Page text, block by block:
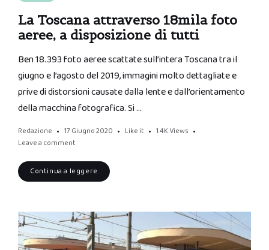
La Toscana attraverso 18mila foto
aeree, a disposizione di tutti
Ben 18.393 foto aeree scattate sull’intera Toscana tra il
giugno e l’agosto del 2019, immagini molto dettagliate e
prive di distorsioni causate dalla lente e dall’orientamento
della macchina fotografica. Si …
Redazione 17 Giugno 2020 Like it 1.4K Views
Leave a comment
Continua a leggere